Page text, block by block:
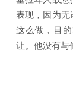
表现，因为无
这么做，目
让。他没有与